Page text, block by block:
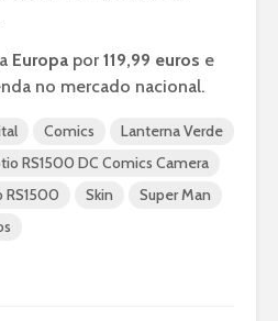
Europa por 119,99 euros e
no mercado nacional.
Comics
Lanterna Verde
RS1500 DC Comics Camera
RS1500 Skin
Super Man